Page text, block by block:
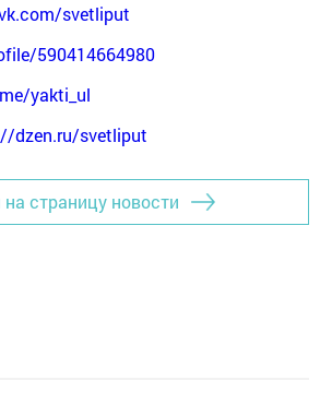
svetliput
590414664980
yakti_ul
dzen.ru/svetliput
на страницу новости